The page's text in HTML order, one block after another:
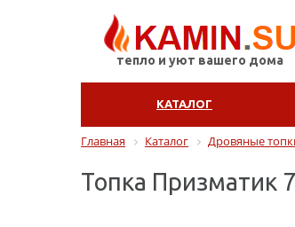
тепло и уют вашего дома
КАТАЛОГ
Главная Каталог Дровяные
Топка Призматик